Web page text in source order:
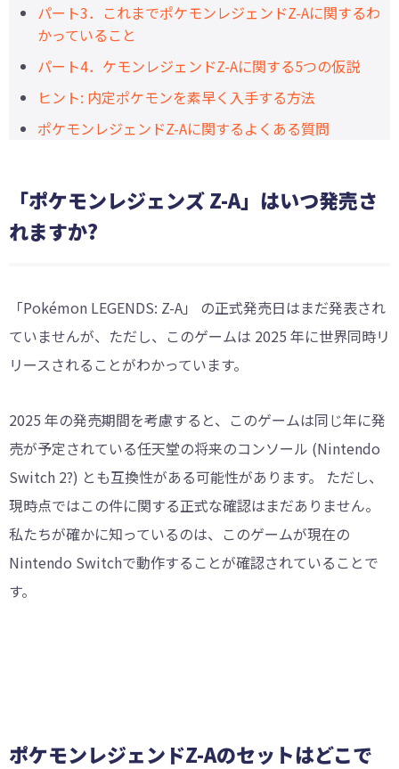
パート3．これまでポケモンレジェンドZ-Aに関するわ
かっていること
パート4．ケモンレジェンドZ-Aに関する5つの仮説
ヒント: 内定ポケモンを素早く入手する方法
ポケモンレジェンドZ-Aに関するよくある質問
「ポケモンレジェンズ Z-A」はいつ発売さ
れますか?
「Pokémon LEGENDS: Z-A」 の正式発売日はまだ発表され
ていませんが、ただし、このゲームは 2025 年に世界同時リ
リースされることがわかっています。
2025 年の発売期間を考慮すると、このゲームは同じ年に発
売が予定されている任天堂の将来のコンソール (Nintendo
Switch 2?) とも互換性がある可能性があります。 ただし、
現時点ではこの件に関する正式な確認はまだありません。
私たちが確かに知っているのは、このゲームが現在の
Nintendo Switchで動作することが確認されていることで
す。
ポケモンレジェンドZ-Aのセットはどこで